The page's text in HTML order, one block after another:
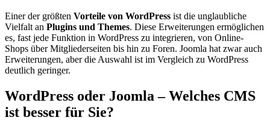
Einer der größten Vorteile von WordPress ist die unglaubliche
Vielfalt an Plugins und Themes. Diese Erweiterungen ermöglichen
es, fast jede Funktion in WordPress zu integrieren, von Online-
Shops über Mitgliederseiten bis hin zu Foren. Joomla hat zwar auch
Erweiterungen, aber die Auswahl ist im Vergleich zu WordPress
deutlich geringer.
WordPress oder Joomla – Welches CMS
ist besser für Sie?